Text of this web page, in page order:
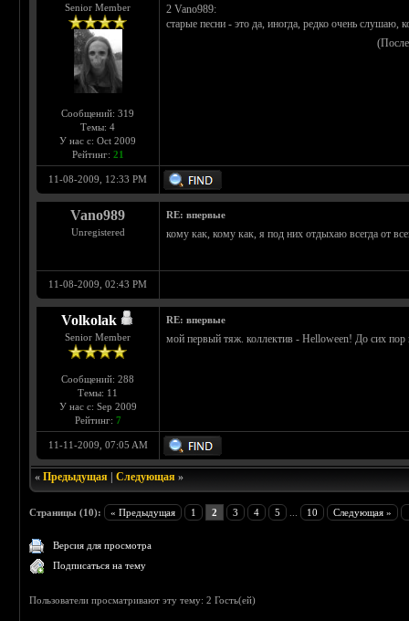
Senior Member
Сообщений: 319
Темы: 4
У нас с: Oct 2009
Рейтинг: 21
2 Vano989:
старые песни - это да, иногда, редко очень слушаю,
11-08-2009, 12:33 PM
Vano989
Unregistered
RE: впервые
кому как, кому как, я под них отдыхаю всегда от
11-08-2009, 02:43 PM
Volkolak
Senior Member
Сообщений: 288
Темы: 11
У нас с: Sep 2009
Рейтинг: 7
RE: впервые
мой первый тяж. коллектив - Helloween! До сих
11-11-2009, 07:05 AM
«Предыдущая |Следующая »
Страницы (10): « Предыдущая 1 2 3 4 5 10 Следующая »
Версия для просмотра
Подписаться на тему
Пользователи просматривают эту тему: 2 Гость(ей)